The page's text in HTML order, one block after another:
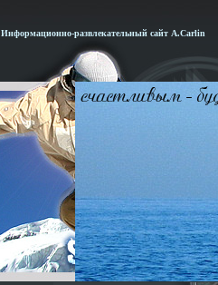
Информационно-развлекательный сайт А.Carlin